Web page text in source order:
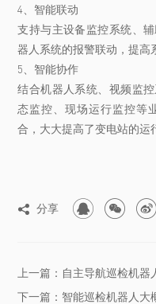
4、智能联动
支持与主设备监控系统、
器人系统的报警联动，提高
5、智能协作
结合机器人系统、视频监
态监控、现场运行监控等
合，大大提高了变电站的运
 分享   
上一篇：自主导航巡检机器
下一篇：智能巡检机器人大